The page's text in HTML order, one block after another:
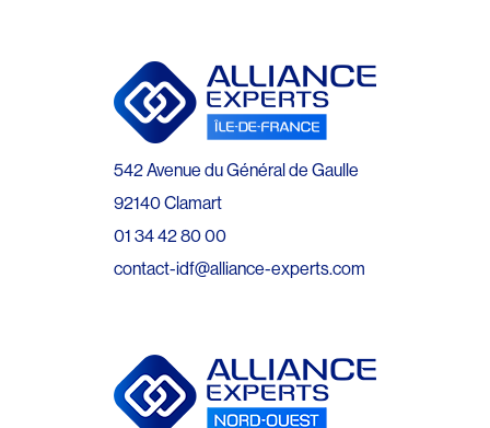
542 Avenue du Général de Gaulle
92140 Clamart
01 34 42 80 00
contact-idf@alliance-experts.com